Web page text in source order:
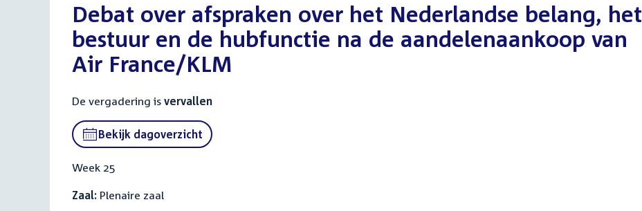
:Debat over afspraken over het Nederlandse belang, het
bestuur en de hubfunctie na de aandelenaankoop van
Air France/KLM
De vergadering is vervallen
Bekijk dagoverzicht
Week 25
Zaal: Plenaire zaal